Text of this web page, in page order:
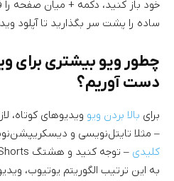
خود باز کنید، دکمه + میان صفحه
ساده را پشت سر بگذارید تا آپلود
چطور ویو بیشتری برای
دست آوریم؟
برای بالا بردن ویو ویدیوهای کوتاه،
– مثلا تایتل‌نویسی و
کلیدی
به این ترتیب الگوریتم یوتیوب،